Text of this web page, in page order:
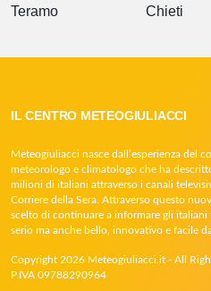
Teramo
Chieti
IL CENTRO METEOGIULIACCI
Meteogiuliacci nasce dall’esperienza del
meteorologo e climatologo che ha
milioni di italiani attraverso i canali
Corriere della Sera. Attraverso questo
scelto di continuare a informare gli
serio ma anche bello, innovativo e facile da
Copyright 2026 Meteogiuliacci.it - All
P.IVA 09788290964